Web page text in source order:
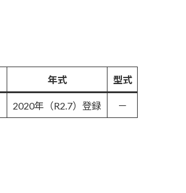
年式 型式
2020年（R2.7）登録 －